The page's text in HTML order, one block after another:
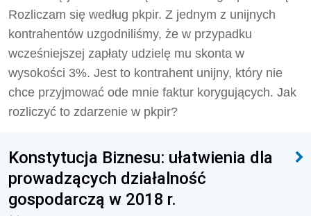
Rozliczam się według pkpir. Z jednym z unijnych
kontrahentów uzgodniliśmy, że w przypadku
wcześniejszej zapłaty udzielę mu skonta w
wysokości 3%. Jest to kontrahent unijny, który nie
chce przyjmować ode mnie faktur korygujących. Jak
rozliczyć to zdarzenie w pkpir?
Konstytucja Biznesu: ułatwienia dla
prowadzących działalność
gospodarczą w 2018 r.